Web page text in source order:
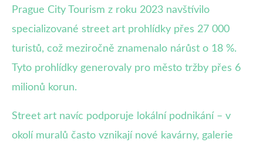
Prague City Tourism z roku 2023 navštívilo
specializované street art prohlídky přes 27 000
turistů, což meziročně znamenalo nárůst o 18 %.
Tyto prohlídky generovaly pro město tržby přes 6
milionů korun.
Street art navíc podporuje lokální podnikání – v
okolí muralů často vznikají nové kavárny, galerie